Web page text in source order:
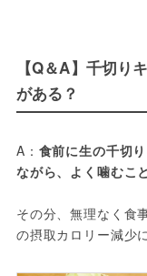
【Q＆A】千切り
がある？
A： 食前に生の千切
ながら、よく噛むこ
その分、無理なく食
の摂取カロリー減少